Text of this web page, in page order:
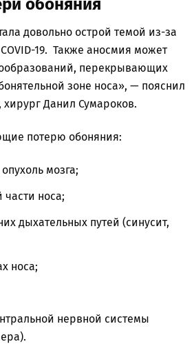
обоняния
довольно острой темой из-за
19. Также аносмия может
перекрывающих
зоне носа», — пояснил
хирург Данил Сумароков.
потерю обоняния:
мозга;
носа;
дыхательных путей (синусит,
носа;
нервной системы